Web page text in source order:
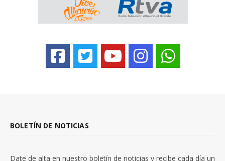
BOLETÍN DE NOTICIAS
Date de alta en nuestro boletín de noticias y recibe cada día un